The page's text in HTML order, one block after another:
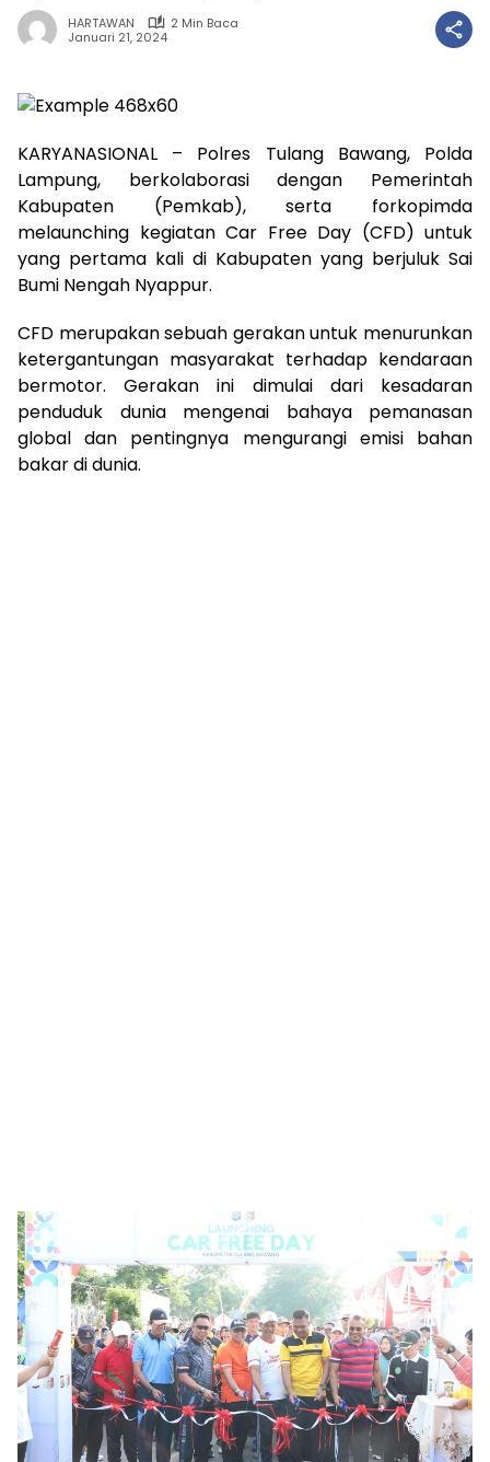
HARTAWAN
2 Min Baca
Januari 21, 2024
KARYANASIONAL – Polres Tulang Bawang, Polda
Lampung, berkolaborasi dengan Pemerintah
Kabupaten (Pemkab), serta forkopimda
melaunching kegiatan Car Free Day (CFD) untuk
yang pertama kali di Kabupaten yang berjuluk Sai
Bumi Nengah Nyappur.
CFD merupakan sebuah gerakan untuk menurunkan
ketergantungan masyarakat terhadap kendaraan
bermotor. Gerakan ini dimulai dari kesadaran
penduduk dunia mengenai bahaya pemanasan
global dan pentingnya mengurangi emisi bahan
bakar di dunia.